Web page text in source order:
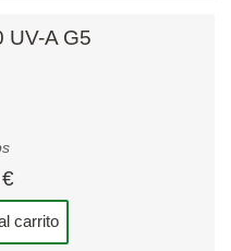
UV-A G5
carrito